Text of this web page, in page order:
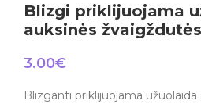
Blizgi priklijuojama
auksinės
3.00€
Blizganti priklijuojama užuolaida